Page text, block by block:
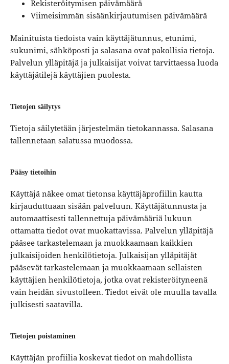
Rekisteröitymisen päivämäärä
Viimeisimmän sisäänkirjautumisen päivämäärä
Mainituista tiedoista vain käyttäjätunnus, etunimi,
sukunimi, sähköposti ja salasana ovat pakollisia tietoja.
Palvelun ylläpitäjä ja julkaisijat voivat tarvittaessa luoda
käyttäjätilejä käyttäjien puolesta.
Tietojen säilytys
Tietoja säilytetään järjestelmän tietokannassa. Salasana
tallennetaan salatussa muodossa.
Pääsy tietoihin
Käyttäjä näkee omat tietonsa käyttäjäprofiilin kautta
kirjauduttuaan sisään palveluun. Käyttäjätunnusta ja
automaattisesti tallennettuja päivämääriä lukuun
ottamatta tiedot ovat muokattavissa. Palvelun ylläpitäjä
pääsee tarkastelemaan ja muokkaamaan kaikkien
julkaisijoiden henkilötietoja. Julkaisijan ylläpitäjät
pääsevät tarkastelemaan ja muokkaamaan sellaisten
käyttäjien henkilötietoja, jotka ovat rekisteröityneenä
vain heidän sivustolleen. Tiedot eivät ole muulla tavalla
julkisesti saatavilla.
Tietojen poistaminen
Käyttäjän profiilia koskevat tiedot on mahdollista